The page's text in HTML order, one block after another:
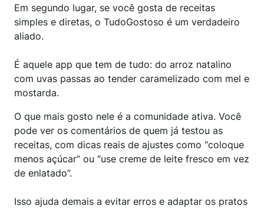
Em segundo lugar, se você gosta de receitas
simples e diretas, o TudoGostoso é um verdadeiro
aliado.
É aquele app que tem de tudo: do arroz natalino
com uvas passas ao tender caramelizado com mel e
mostarda.
O que mais gosto nele é a comunidade ativa. Você
pode ver os comentários de quem já testou as
receitas, com dicas reais de ajustes como “coloque
menos açúcar” ou “use creme de leite fresco em vez
de enlatado”.
Isso ajuda demais a evitar erros e adaptar os pratos